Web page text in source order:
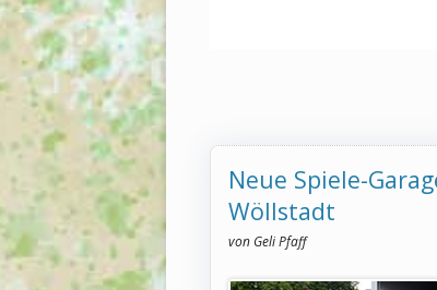
Neue Spiele-
Wöllstadt
von Geli Pfaff